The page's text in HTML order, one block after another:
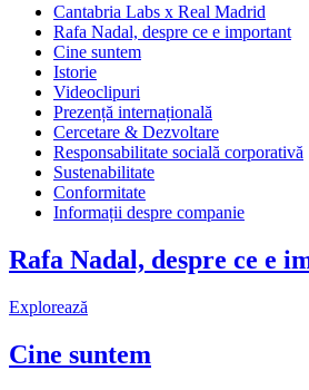
Cantabria Labs x Real Madrid
Rafa Nadal, despre ce e important
Cine suntem
Istorie
Videoclipuri
Prezență internațională
Cercetare & Dezvoltare
Responsabilitate socială corporativă
Sustenabilitate
Conformitate
Informații despre companie
Rafa Nadal, despre ce e
Explorează
Cine suntem